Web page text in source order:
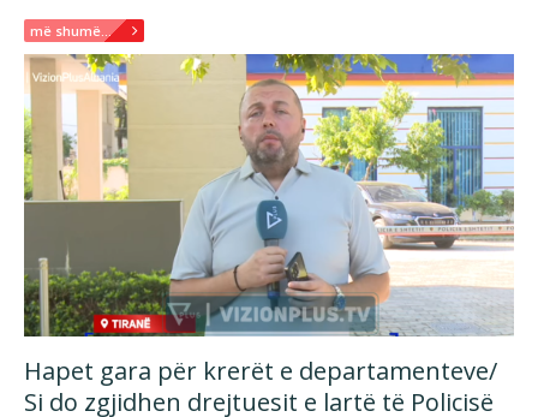
më shumë...
Hapet gara për krerët e departamenteve/
Si do zgjidhen drejtuesit e lartë të Policisë